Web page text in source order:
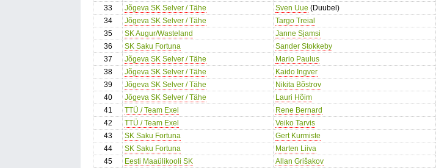
33
Jõgeva SK Selver / Tähe Sven Uue (Duubel)
34
Jõgeva SK Selver / Tähe Targo Treial
35
SK Augur/Wasteland Janne Sjamsi
36
SK Saku Fortuna Sander Stokkeby
37
Jõgeva SK Selver / Tähe Mario Paulus
38
Jõgeva SK Selver / Tähe Kaido Ingver
39
Jõgeva SK Selver / Tähe Nikita Bõstrov
40
Jõgeva SK Selver / Tähe Lauri Hõim
41
TTÜ / Team Exel Rene Bernard
42
TTÜ / Team Exel Veiko Tarvis
43
SK Saku Fortuna Gert Kurmiste
44
SK Saku Fortuna Marten Liiva
45
Eesti Maaülikooli SK Allan Grišakov